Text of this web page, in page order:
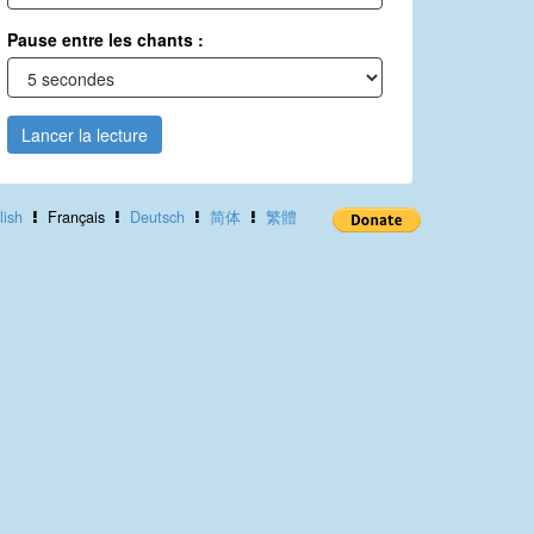
Pause entre les chants :
Lancer la lecture
Français Deutsch 简体 繁體